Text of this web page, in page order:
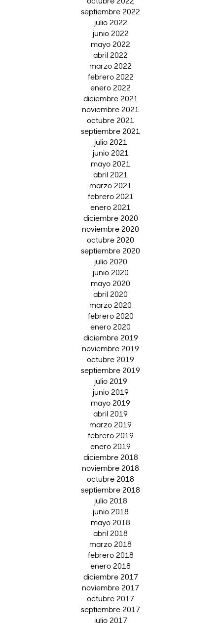
septiembre 2022
julio 2022
junio 2022
mayo 2022
abril 2022
marzo 2022
febrero 2022
enero 2022
diciembre 2021
noviembre 2021
octubre 2021
septiembre 2021
julio 2021
junio 2021
mayo 2021
abril 2021
marzo 2021
febrero 2021
enero 2021
diciembre 2020
noviembre 2020
octubre 2020
septiembre 2020
julio 2020
junio 2020
mayo 2020
abril 2020
marzo 2020
febrero 2020
enero 2020
diciembre 2019
noviembre 2019
octubre 2019
septiembre 2019
julio 2019
junio 2019
mayo 2019
abril 2019
marzo 2019
febrero 2019
enero 2019
diciembre 2018
noviembre 2018
octubre 2018
septiembre 2018
julio 2018
junio 2018
mayo 2018
abril 2018
marzo 2018
febrero 2018
enero 2018
diciembre 2017
noviembre 2017
octubre 2017
septiembre 2017
julio 2017